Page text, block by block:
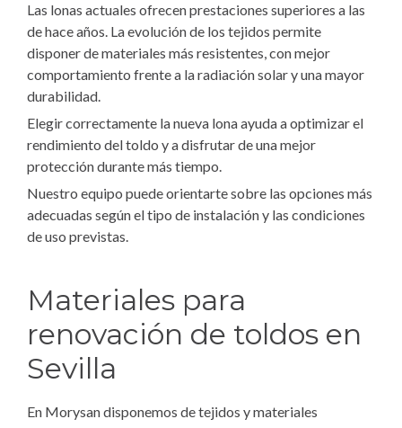
Las lonas actuales ofrecen prestaciones superiores a las
de hace años. La evolución de los tejidos permite
disponer de materiales más resistentes, con mejor
comportamiento frente a la radiación solar y una mayor
durabilidad.
Elegir correctamente la nueva lona ayuda a optimizar el
rendimiento del toldo y a disfrutar de una mejor
protección durante más tiempo.
Nuestro equipo puede orientarte sobre las opciones más
adecuadas según el tipo de instalación y las condiciones
de uso previstas.
Materiales para
renovación de toldos en
Sevilla
En Morysan disponemos de tejidos y materiales